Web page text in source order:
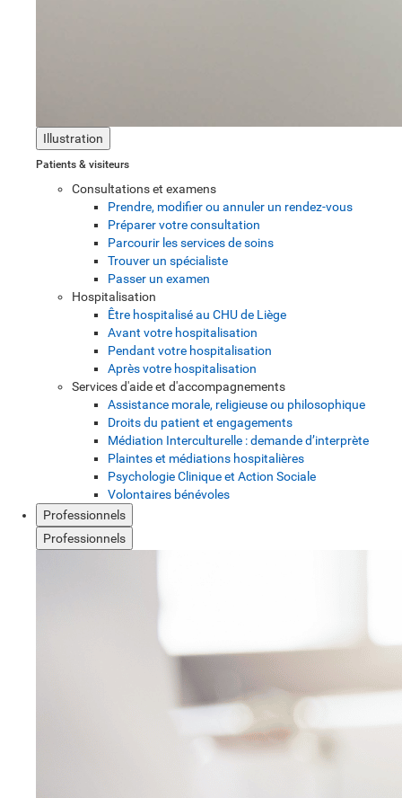
Illustration
Patients & visiteurs
Consultations et examens
Prendre, modifier ou annuler un rendez-vous
Préparer votre consultation
Parcourir les services de soins
Trouver un spécialiste
Passer un examen
Hospitalisation
Être hospitalisé au CHU de Liège
Avant votre hospitalisation
Pendant votre hospitalisation
Après votre hospitalisation
Services d'aide et d'accompagnements
Assistance morale, religieuse ou philosophique
Droits du patient et engagements
Médiation Interculturelle : demande d’interprète
Plaintes et médiations hospitalières
Psychologie Clinique et Action Sociale
Volontaires bénévoles
Professionnels
Professionnels